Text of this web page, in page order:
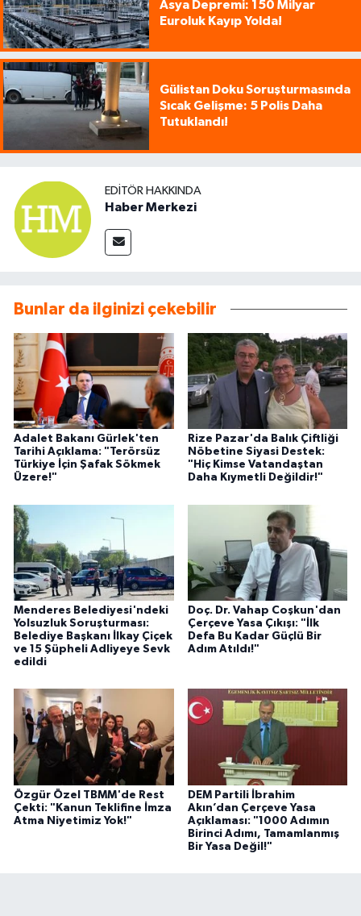
Asya Depremi: 150 Milyar
Euroluk Kayıp Yolda!
Gülistan Doku Soruşturmasında
Sıcak Gelişme: 5 Polis Daha
Tutuklandı!
EDITÖR HAKKINDA
Haber Merkezi
Bunlar da ilginizi çekebilir
Adalet Bakanı Gürlek'ten
Tarihi Açıklama: "Terörsüz
Türkiye İçin Şafak Sökmek
Üzere!"
Rize Pazar'da Balık Çiftliği
Nöbetine Siyasi Destek:
"Hiç Kimse Vatandaştan
Daha Kıymetli Değildir!"
Menderes Belediyesi'ndeki
Yolsuzluk Soruşturması:
Belediye Başkanı İlkay Çiçek
ve 15 Şüpheli Adliyeye Sevk
edildi
Doç. Dr. Vahap Coşkun'dan
Çerçeve Yasa Çıkışı: "İlk
Defa Bu Kadar Güçlü Bir
Adım Atıldı!"
Özgür Özel TBMM'de Rest
Çekti: "Kanun Teklifine İmza
Atma Niyetimiz Yok!"
DEM Partili İbrahim
Akın’dan Çerçeve Yasa
Açıklaması: "1000 Adımın
Birinci Adımı, Tamamlanmış
Bir Yasa Değil!"